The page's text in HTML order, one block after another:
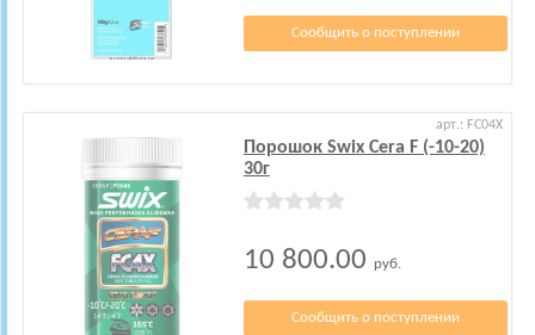
Сообщить о поступлении
арт.: FC04X
Порошок Swix Cera F (-10-20)
30г
10 800.00 руб.
Сообщить о поступлении